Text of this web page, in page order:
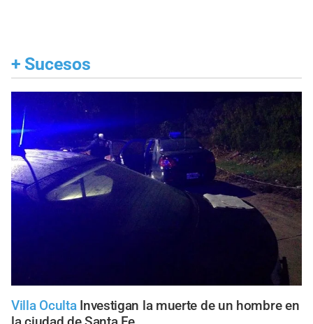
+ Sucesos
Villa Oculta Investigan la muerte de un hombre en